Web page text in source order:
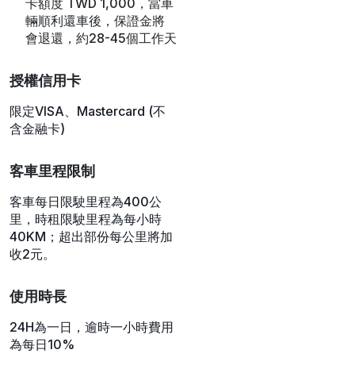
卡額度 TWD 1,000，當車
輛順利還車後，保證金將
會退還，約28-45個工作天
授權信用卡
限定VISA、Mastercard (不
含金融卡)
客車里程限制
客車每日限駛里程為400公
里，時租限駛里程為每小時
40KM；超出部份每公里將加
收2元。
使用時長
24H為一日，逾時一小時費用
為每日10%